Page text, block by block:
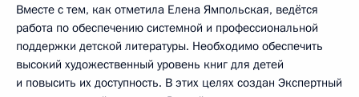
Вместе с тем, как отметила Елена Ямпольская, ведётся
работа по обеспечению системной и профессиональной
поддержки детской литературы. Необходимо обеспечить
высокий художественный уровень книг для детей
и повысить их доступность. В этих целях создан Экспертный